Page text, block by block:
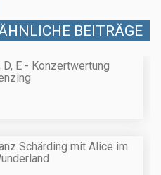
BEITRÄGE
D, E - Konzertwertung
Schärding mit Alice im